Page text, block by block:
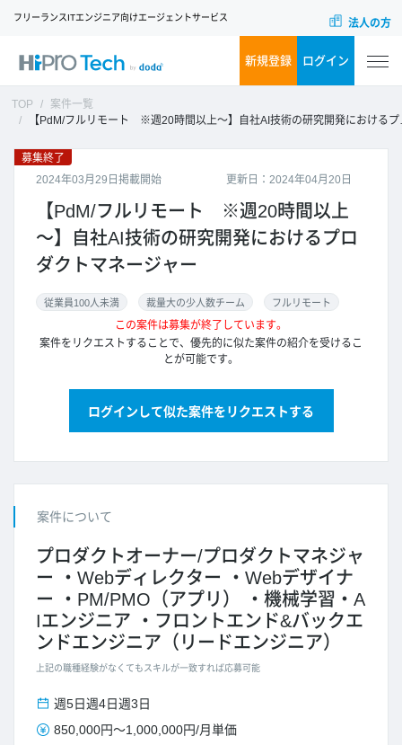
フリーランスITエンジニア向けエージェントサービス 法人の方
新規登録 ログイン
TOP
案件一覧
【PdM/フルリモート ※週20時間以上～】自社AI技術の研究開発におけるプロダクトマネージャー
更新日：2024年04月20日
募集終了
2024年03月29日掲載開始
【PdM/フルリモート ※週20時間以上
～】自社AI技術の研究開発におけるプロ
ダクトマネージャー
従業員100人未満 裁量大の少人数チーム フルリモート
この案件は募集が終了しています。
案件をリクエストすることで、優先的に似た案件の紹介を受けるこ
とが可能です。
ログインして似た案件をリクエストする
案件について
プロダクトオーナー/プロダクトマネジャ
ー
Webディレクター
Webデザイナ
ー
PM/PMO（アプリ）
機械学習・A
Iエンジニア
フロントエンド&バックエ
ンドエンジニア（リードエンジニア）
上記の職種経験がなくてもスキルが一致すれば応募可能
週5日週4日週3日
850,000円～1,000,000円/月単価